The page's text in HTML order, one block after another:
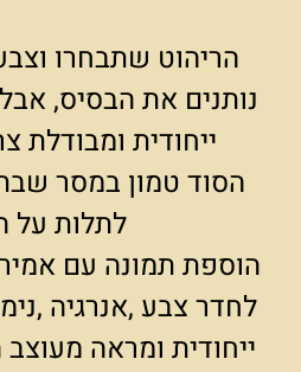
הריהוט שתבחרו
נותנים את הבסיס,
ייחודית ומבודלת
הסוד טמון במסר
לתלות על
הוספת תמונה עם
לחדר צבע ,אנרגיה
ייחודית ומראה